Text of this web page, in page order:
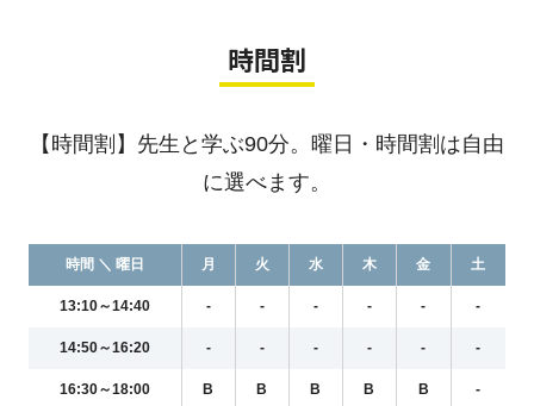
時間割
【時間割】先生と学ぶ90分。曜日・時間割は自由
に選べます。
時間 ＼ 曜日 月 火 水 木 金 土
13:10～14:40 - - - - - -
14:50～16:20 - - - - - -
16:30～18:00 B B B B B -